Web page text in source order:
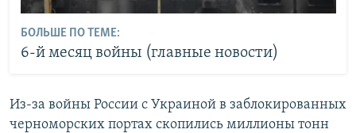
БОЛЬШЕ ПО ТЕМЕ:
6-й месяц войны (главные новости)
Из-за войны России с Украиной в заблокированных
черноморских портах скопились миллионы тонн